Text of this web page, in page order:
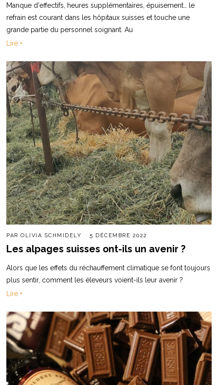
Manque d'effectifs, heures supplémentaires, épuisement… le
refrain est courant dans les hôpitaux suisses et touche une
grande partie du personnel soignant. Au
Lire +
PAROLIVIA SCHMIDELY 5 DÉCEMBRE 2022
Les alpages suisses ont-ils un avenir ?
Alors que les effets du réchauffement climatique se font toujours
plus sentir, comment les éleveurs voient-ils leur avenir ?
Lire +